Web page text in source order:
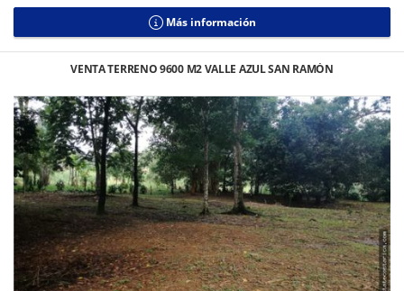
Más información
VENTA TERRENO 9600 M2 VALLE AZUL SAN RAMÓN